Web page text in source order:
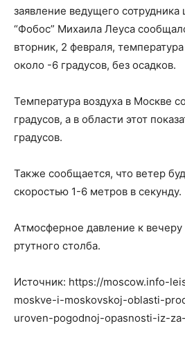
заявление ведущего сотрудника
“Фобос” Михаила Леуса
вторник, 2 февраля, температура
около -6 градусов, без осадков.
Температура воздуха в Москве
градусов, а в области этот
градусов.
Также сообщается, что ветер
скоростью 1-6 метров в секунду.
Атмосферное давление к вечеру
ртутного столба.
Источник: https://moscow.info-
moskve-i-moskovskoj-oblasti-
uroven-pogodnoj-opasnosti-iz-